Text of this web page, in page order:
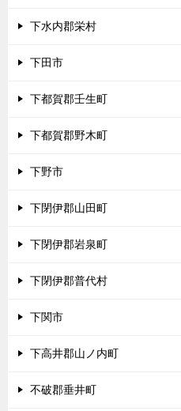
下水内郡栄村
下田市
下都賀郡壬生町
下都賀郡野木町
下野市
下閉伊郡山田町
下閉伊郡岩泉町
下閉伊郡普代村
下関市
下高井郡山ノ内町
不破郡垂井町